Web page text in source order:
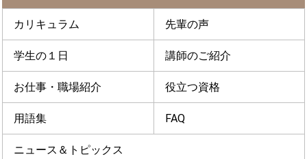
カリキュラム 先輩の声
学生の１日 講師のご紹介
お仕事・職場紹介 役立つ資格
用語集 FAQ
ニュース＆トピックス